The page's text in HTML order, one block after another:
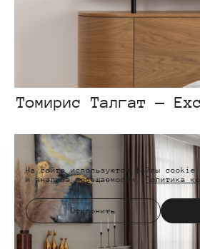
Томирис Талгат —
На сайте используются файлы cookie
и анализа посещаемости. Политика
Отклонить